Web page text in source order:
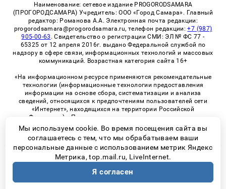
Наименование: сетевое издание PROGORODSAMARA
(ПРОГОРОДСАМАРА) Учредитель: ООО «Город Самара». Главный
редактор: Романова А.А. Электронная почта редакции:
progorodsamara@progorodsamara.ru, телефон редакции:+7 (987)
905-00-63 . Свидетельство о регистрации СМИ: ЭЛ № ФС 77 -
65325 от 12 апреля 2016г. выдано Федеральной службой по
надзору в сфере связи, информационных технологий и массовых
коммуникаций. Возрастная категория сайта 16+
«На информационном ресурсе применяются рекомендательные
технологии (информационные технологии предоставления
информации на основе сбора, систематизации и анализа
сведений, относящихся к предпочтениям пользователей сети
«Интернет», находящихся на территории Российской
Федерации)». Правила применения рекомендательных
технологий в виджетах рекламно-обменной сети
«СМИ2» (PDF)
© 2026 «ProGorodSamara» | Все права защищены
Возрастная категория сайта 16+
Политика конфиденциальности
Мы используем cookie. Во время посещения сайта вы
соглашаетесь с тем, что мы обрабатываем ваши
персональные данные с использованием метрик Яндекс
Метрика, top.mail.ru, LiveInternet.
Я согласен